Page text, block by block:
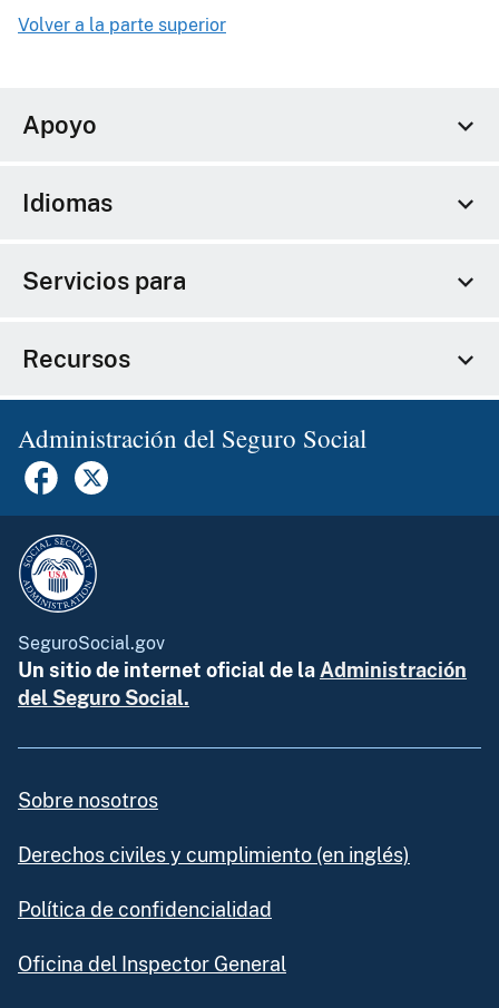
Volver a la parte superior
Apoyo
Idiomas
Servicios para
Recursos
Administración del Seguro Social
SeguroSocial.gov
Un sitio de internet oficial de la Administración
del Seguro Social.
Sobre nosotros
Derechos civiles y cumplimiento (en inglés)
Política de confidencialidad
Oficina del Inspector General